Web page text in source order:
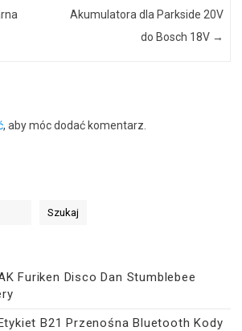
Akumulatora dla Parkside 20V
do Bosch 18V →
, aby móc dodać komentarz.
Szukaj
Furiken Disco Dan Stumblebee
B21 Przenośna Bluetooth Kody